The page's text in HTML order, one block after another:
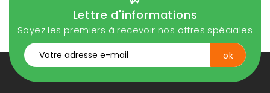
Lettre d'informations
Soyez les premiers à recevoir nos offres spéciales